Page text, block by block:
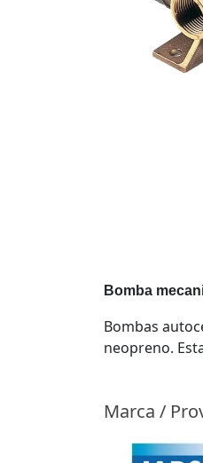
Bomba
Bombas
neopreno.
Marca /